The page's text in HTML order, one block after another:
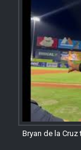
Bryan de la